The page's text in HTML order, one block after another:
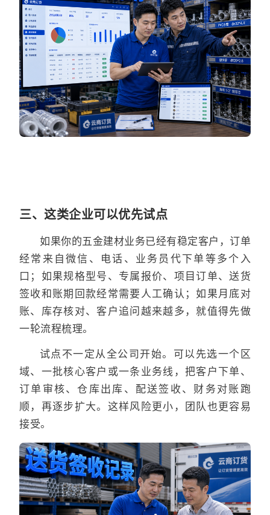
三、这类企业可以优先试点
如果你的五金建材业务已经有稳定客户，订单
经常来自微信、电话、业务员代下单等多个入
口；如果规格型号、专属报价、项目订单、送货
签收和账期回款经常需要人工确认；如果月底对
账、库存核对、客户追问越来越多，就值得先做
一轮流程梳理。
试点不一定从全公司开始。可以先选一个区
域、一批核心客户或一条业务线，把客户下单、
订单审核、仓库出库、配送签收、财务对账跑
顺，再逐步扩大。这样风险更小，团队也更容易
接受。